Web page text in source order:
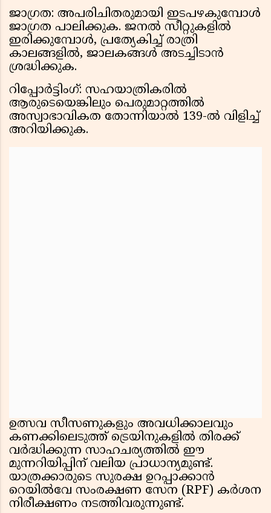
ജാഗ്രത: അപരിചിതരുമായി ഇടപഴകുമ്പോൾ
ജാഗ്രത പാലിക്കുക. ജനൽ സീറ്റുകളിൽ
ഇരിക്കുമ്പോൾ, പ്രത്യേകിച്ച് രാത്രി
കാലങ്ങളിൽ, ജാലകങ്ങൾ അടച്ചിടാൻ
ശ്രദ്ധിക്കുക.
റിപ്പോർട്ടിംഗ്: സഹയാത്രികരിൽ
ആരുടെയെങ്കിലും പെരുമാറ്റത്തിൽ
അസ്വാഭാവികത തോന്നിയാൽ 139-ൽ വിളിച്ച്
അറിയിക്കുക.
ഉത്സവ സീസണുകളും അവധിക്കാലവും
കണക്കിലെടുത്ത് ട്രെയിനുകളിൽ തിരക്ക്
വർദ്ധിക്കുന്ന സാഹചര്യത്തിൽ ഈ
മുന്നറിയിപ്പിന് വലിയ പ്രാധാന്യമുണ്ട്.
യാത്രക്കാരുടെ സുരക്ഷ ഉറപ്പാക്കാൻ
റെയിൽവേ സംരക്ഷണ സേന (RPF) കർശന
നിരീക്ഷണം നടത്തിവരുന്നുണ്ട്.